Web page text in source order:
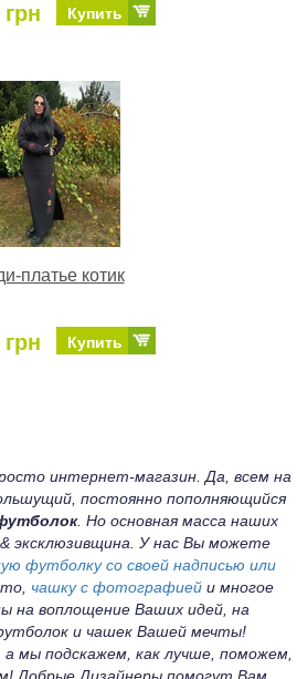
Купить
платье котик
Купить
интернет-магазин. Да, всем на
постоянно пополняющийся
. Но основная масса наших
эксклюзивщина. У нас Вы можете
футболку со своей надписью или
чашку с фотографиейи многое
на воплощение Ваших идей, на
и чашек Вашей мечты!
мы подскажем, как лучше, поможем,